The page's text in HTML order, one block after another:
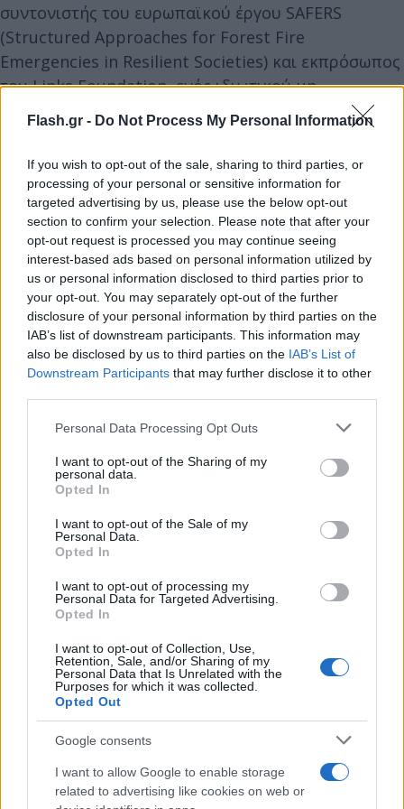
Flash.gr - Do Not Process My Personal Information
If you wish to opt-out of the sale, sharing to third parties, or
processing of your personal or sensitive information for
targeted advertising by us, please use the below opt-out
section to confirm your selection. Please note that after your
opt-out request is processed you may continue seeing
interest-based ads based on personal information utilized by
us or personal information disclosed to third parties prior to
your opt-out. You may separately opt-out of the further
disclosure of your personal information by third parties on the
IAB’s list of downstream participants. This information may
also be disclosed by us to third parties on the IAB’s List of
Downstream Participants that may further disclose it to other
Please note that this website/app uses one or more Google
not limited to your visit or usage behaviour. You may click to
grant or deny consent to Google and its third-party tags to
use your data for below specified purposes in below Google
consent section.
Personal Data Processing Opt Outs
I want to opt-out of the Sharing of my
personal data.
Opted In
I want to opt-out of the Sale of my
Personal Data.
Opted In
I want to opt-out of processing my
Personal Data for Targeted Advertising.
Opted In
I want to opt-out of Collection, Use,
Retention, Sale, and/or Sharing of my
Personal Data that Is Unrelated with the
Purposes for which it was collected.
Opted Out
Google consents
I want to allow Google to enable storage
related to advertising like cookies on web or
συντονιστής του ευρωπαϊκού έργου SAFERS
(Structured Approaches for Forest Fire
Emergencies in Resilient Societies) και εκπρόσωπος
του Links Foundation, ενός ιδιωτικού μη
κερδοσκοπικού ερευνητικού κέντρου με έδρα το
Τορίνο της Ιταλίας, αυτή είναι μόνο μία από τις
τρεις εφαρμογές τεχνητής νοημοσύνης που έχουν
αναπτυχθεί στο πλαίσιο του έργου, με στόχο τη
δημιουργία μιας πλατφόρμας διαχείρισης των
δασικών πυρκαγιών και ενός συστήματος
υποστήριξης αποφάσεων.
«Συλλέξαμε για ενάμιση χρόνο δεδομένα από το
twitter στην Ευρώπη και παγκοσμίως και σε
διάφορες γλώσσες συμπεριλαμβανομένων και των
ελληνικών.Η τεχνητή νοημοσύνη μπορεί να
βοηθήσει τον άνθρωπο καθώς μειώνει έναν
μεγάλο όγκο δεδομένων σε μια ποσότητα
πληροφοριώνπου μπορεί να αξιολογηθεί ως
αξιόπιστη ή όχι από τον άνθρωπο. Το στοιχείο
δεδομένων στα μέσα κοινωνικής δικτύωσης αφού ο
αλγόριθμος εκπαιδεύτηκε για να αναγνωρίζει μια
εικόνα ή ένα κείμενο ως σχετικό ή μη με μια
πυρκαγιά» σημειώνει χαρακτηριστικά.
Παράλληλα σχολιάζει ότιστο X (πρώην twitter)
είναι έντονη η παρουσία του Τύπου, γεγονός
που καθιστά τις πληροφορίες περισσότερο
αξιόπιστεςαπό εκείνες των μεμονωμένων
χρηστών. Με αφορμή, άλλωστε, τις πρόσφατες
αλλαγές των κανόνων και των χρεώσεων στα μέσα,
υπογραμμίζει την ανάγκη να υπάρχει η δυνατότητα